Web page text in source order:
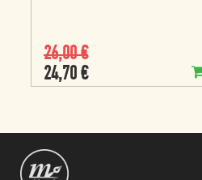
26,00€
24,70 €